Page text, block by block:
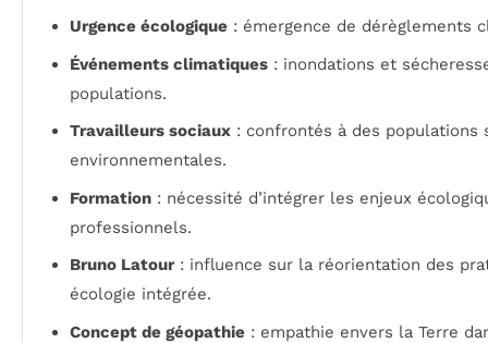
Urgence écologique : émergence de dérèglements
Événements climatiques : inondations et
populations.
Travailleurs sociaux : confrontés à des populations
environnementales.
Formation : nécessité d’intégrer les enjeux
professionnels.
Bruno Latour: influence sur la réorientation des
écologie intégrée.
Concept de géopathie : empathie envers la Terre